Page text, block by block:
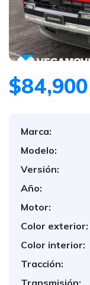
$84,900
Marca:
Modelo:
Versión:
Año:
Motor:
Color exterior:
Color interior:
Tracción:
Transmisión: